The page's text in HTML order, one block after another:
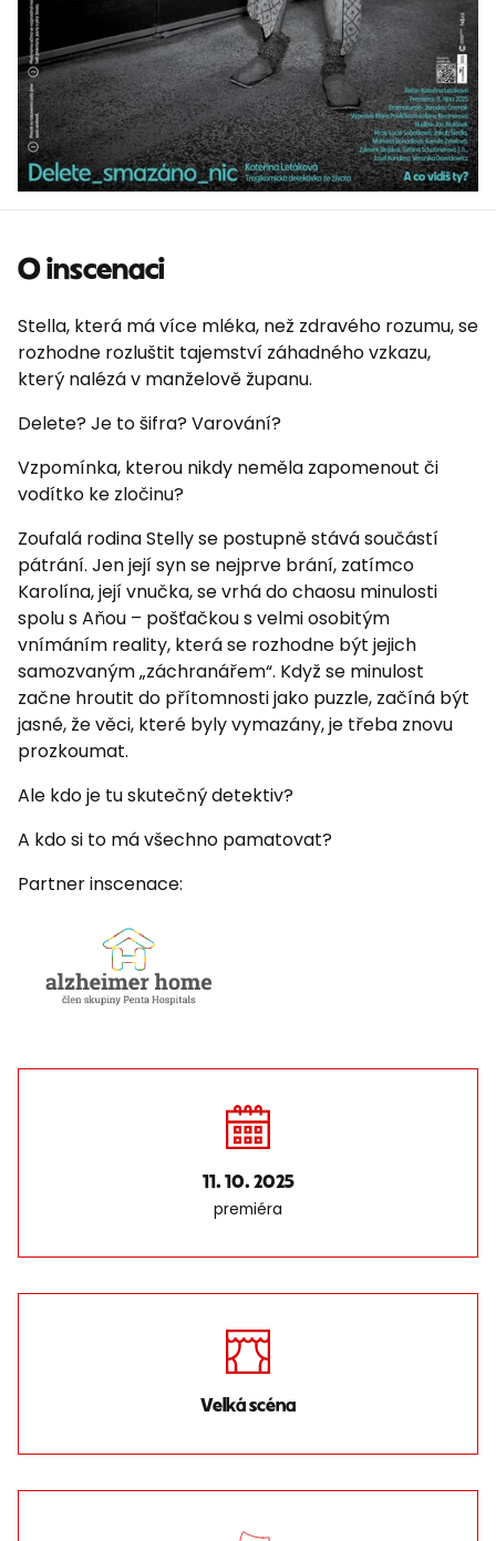
O inscenaci
Stella, která má více mléka, než zdravého rozumu, se
rozhodne rozluštit tajemství záhadného vzkazu,
který nalézá v manželově županu.
Delete? Je to šifra? Varování?
Vzpomínka, kterou nikdy neměla zapomenout či
vodítko ke zločinu?
Zoufalá rodina Stelly se postupně stává součástí
pátrání. Jen její syn se nejprve brání, zatímco
Karolína, její vnučka, se vrhá do chaosu minulosti
spolu s Aňou – pošťačkou s velmi osobitým
vnímáním reality, která se rozhodne být jejich
samozvaným „záchranářem“. Když se minulost
začne hroutit do přítomnosti jako puzzle, začíná být
jasné, že věci, které byly vymazány, je třeba znovu
prozkoumat.
Ale kdo je tu skutečný detektiv?
A kdo si to má všechno pamatovat?
Partner inscenace:
11. 10. 2025
premiéra
Velká scéna